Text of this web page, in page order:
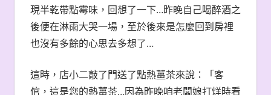
現半乾帶點霉味，回想了一下…昨晚自己喝醉酒之
後便在淋雨大哭一場，至於後來是怎麼回到房裡
也沒有多餘的心思去多想了…
這時，店小二敲了門送了點熱薑茶來說：「客
倌，這是您的熱薑茶…因為昨晚咱老闆娘打烊時看